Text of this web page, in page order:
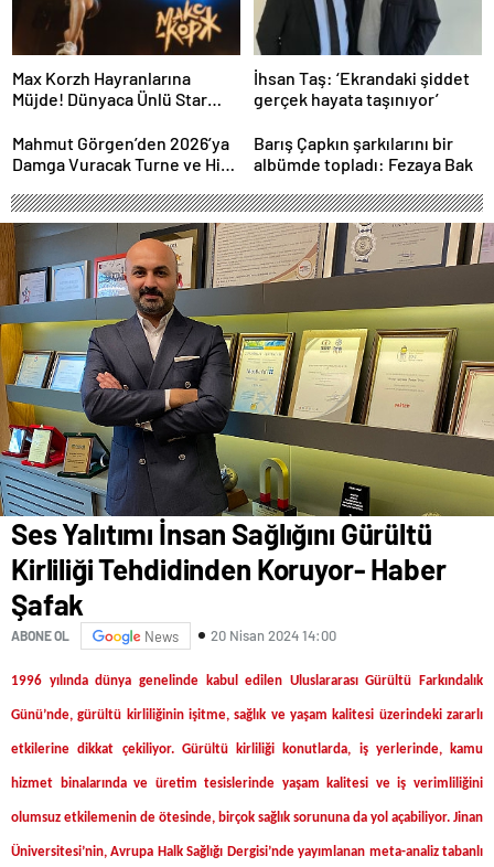
Max Korzh Hayranlarına
Müjde! Dünyaca Ünlü Star
Performansla Hayranlarıyla
Buluşuyor
İhsan Taş: ‘Ekrandaki şiddet
gerçek hayata taşınıyor’
Mahmut Görgen’den 2026’ya
Damga Vuracak Turne ve Hit
Barış Çapkın şarkılarını bir
albümde topladı: Fezaya Bak
Ses Yalıtımı İnsan Sağlığını Gürültü
Kirliliği Tehdidinden Koruyor- Haber
Şafak
ABONE OL News 20 Nisan 2024 14:00
1996 yılında dünya genelinde kabul edilen Uluslararası Gürültü Farkındalık
Günü’nde, gürültü kirliliğinin işitme, sağlık ve yaşam kalitesi üzerindeki zararlı
etkilerine dikkat çekiliyor. Gürültü kirliliği konutlarda, iş yerlerinde, kamu
hizmet binalarında ve üretim tesislerinde yaşam kalitesi ve iş verimliliğini
olumsuz etkilemenin de ötesinde, birçok sağlık sorununa da yol açabiliyor. Jinan
Üniversitesi’nin, Avrupa Halk Sağlığı Dergisi’nde yayımlanan meta-analiz tabanlı